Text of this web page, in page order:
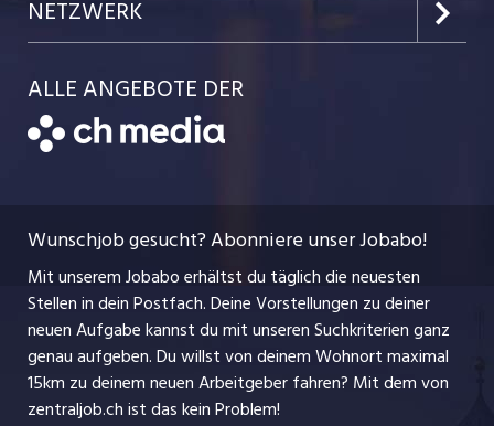
Kanton Schwyz
Festanstellungen
Freelance Jobs
Praktika
Lehrstellen
Ferienjobs
Schnittstelle
Bewerber-Cockpit
Job-Storys
Job-Coach
Bewerbung
Portrait
Jobs bei der CH Media
Nutzungsbedingungen
Impressum
NETZWERK
CH Media
jobbasel.ch
jobbern.ch
jobmittelland.ch
ALLE ANGEBOTE DER
Wunschjob gesucht? Abonniere unser Jobabo!
Mit unserem Jobabo erhältst du täglich die neuesten
Stellen in dein Postfach. Deine Vorstellungen zu deiner
neuen Aufgabe kannst du mit unseren Suchkriterien ganz
genau aufgeben. Du willst von deinem Wohnort maximal
15km zu deinem neuen Arbeitgeber fahren? Mit demvon
zentraljob.ch ist das kein Problem!